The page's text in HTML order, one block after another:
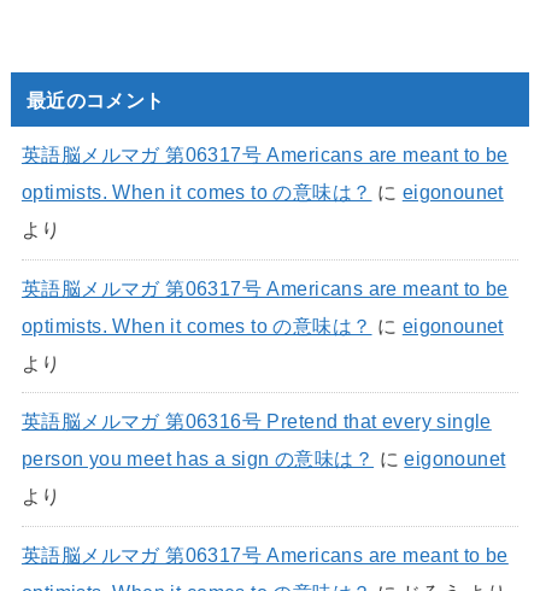
最近のコメント
英語脳メルマガ 第06317号 Americans are meant to be
optimists. When it comes to の意味は？ に eigonounet
より
英語脳メルマガ 第06317号 Americans are meant to be
optimists. When it comes to の意味は？ に eigonounet
より
英語脳メルマガ 第06316号 Pretend that every single
person you meet has a sign の意味は？ にeigonounet
より
英語脳メルマガ 第06317号 Americans are meant to be